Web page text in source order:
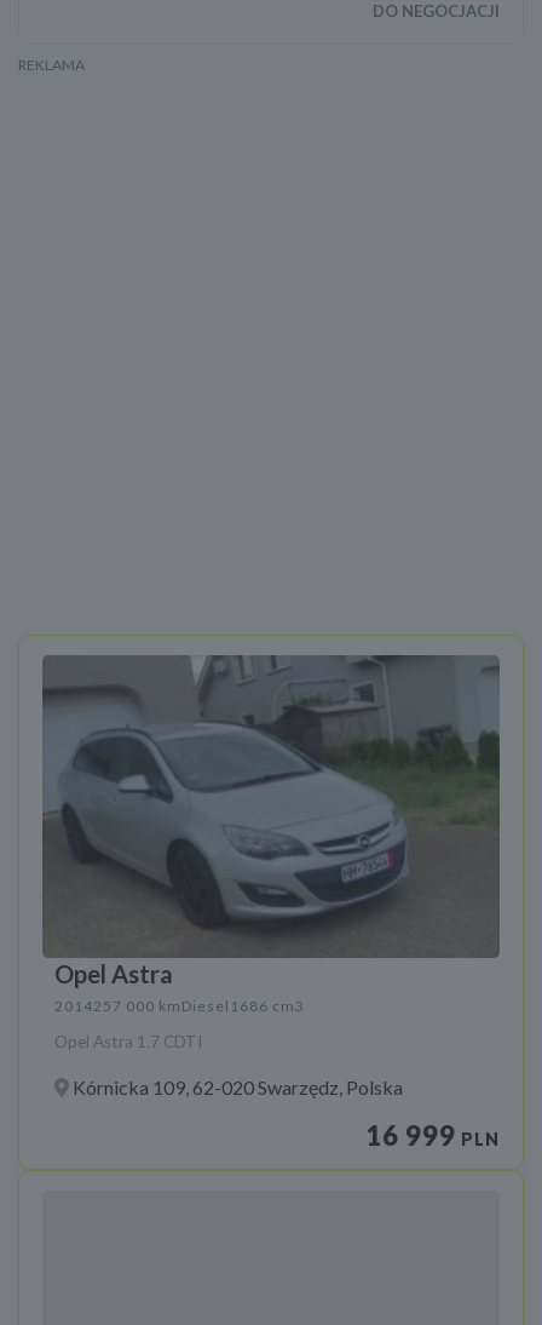
DO NEGOCJACJI
Opel Astra
2014257 000 km Diesel 1686 cm3
Opel Astra 1.7 CDTI
Kórnicka 109, 62-020 Swarzędz, Polska
16 999 PLN